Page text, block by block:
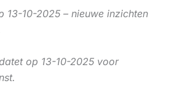
13-10-2025 – nieuwe inzichten
op 13-10-2025 voor